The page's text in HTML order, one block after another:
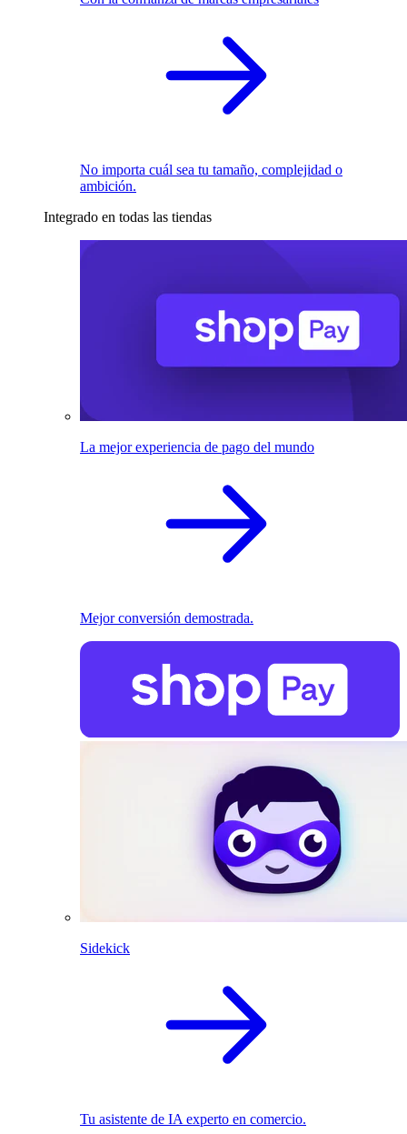
No importa cuál sea tu tamaño, complejidad o
ambición.
Integrado en todas las tiendas
La mejor experiencia de pago del mundo
Mejor conversión demostrada.
Sidekick
Tu asistente de IA experto en comercio.